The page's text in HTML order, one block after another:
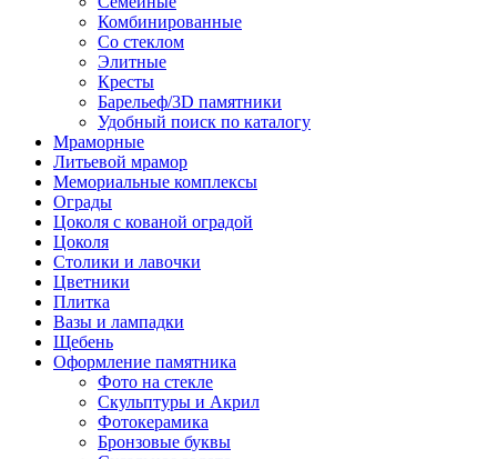
Комбинированные
Со стеклом
Элитные
Кресты
Барельеф/3D памятники
Удобный поиск по каталогу
Мраморные
Литьевой мрамор
Мемориальные комплексы
Ограды
Цоколя с кованой оградой
Цоколя
Столики и лавочки
Цветники
Плитка
Вазы и лампадки
Щебень
Оформление памятника
Фото на стекле
Скульптуры и Акрил
Фотокерамика
Бронзовые буквы